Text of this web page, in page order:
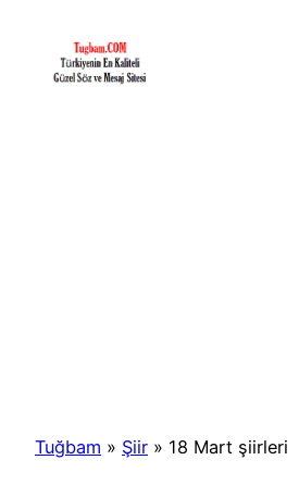
Tuğbam » Şiir » 18 Mart şiirleri